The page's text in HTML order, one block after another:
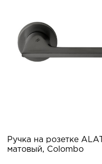
Ручка на розетке
матовый, Colombo